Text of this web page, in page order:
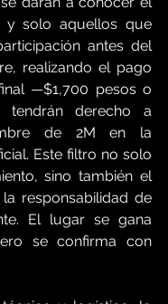
y solo aquellos que
antes del
realizando el pago
—$1,700 pesos o
tendrán derecho a
de 2M en la
Este filtro no solo
sino también el
responsabilidad de
El lugar se gana
se confirma con